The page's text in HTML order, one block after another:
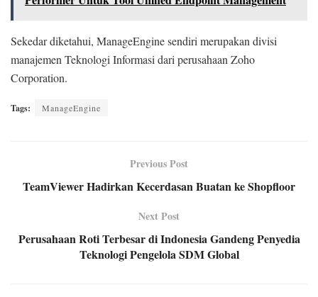
Sekedar diketahui, ManageEngine sendiri merupakan divisi
manajemen Teknologi Informasi dari perusahaan Zoho
Corporation.
Tags: ManageEngine
Previous Post
TeamViewer Hadirkan Kecerdasan Buatan ke Shopfloor
Next Post
Perusahaan Roti Terbesar di Indonesia Gandeng Penyedia
Teknologi Pengelola SDM Global